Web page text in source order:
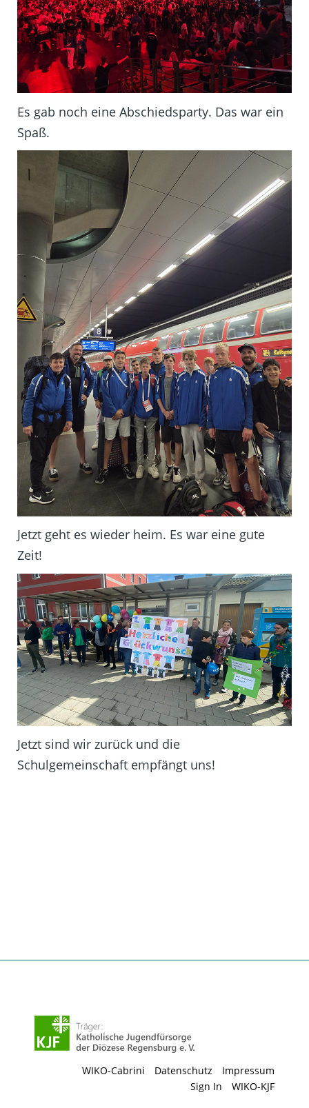
Es gab noch eine Abschiedsparty. Das war ein
Spaß.
Jetzt geht es wieder heim. Es war eine gute
Zeit!
Jetzt sind wir zurück und die
Schulgemeinschaft empfängt uns!
Impressum
Datenschutz
WIKO-Cabrini
WIKO-KJF
Sign In